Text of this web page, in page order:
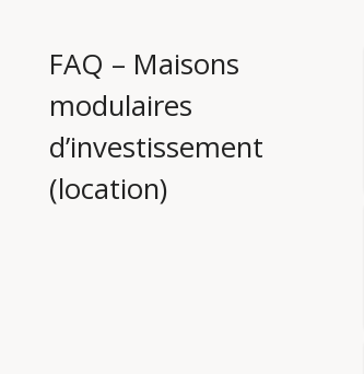
FAQ – Maisons
modulaires
d’investissement
(location)